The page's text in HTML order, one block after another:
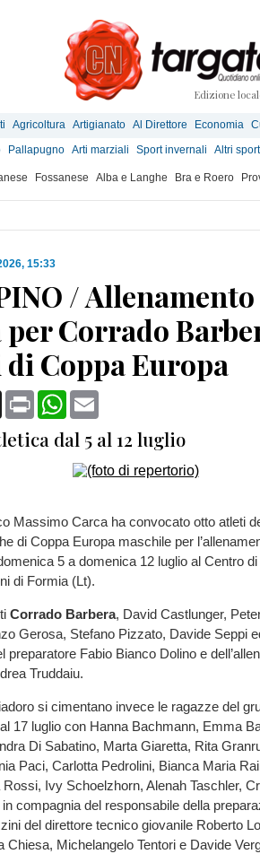
Edizione
Agricoltura Artigianato Al Direttore Economia
Pallapugno Arti marziali Sport invernali Altri sport
Fossanese Alba e Langhe Bra e Roero
15:33
/ Allenamento
Corrado
Coppa Europa
X Print WhatsApp
dal 5 al 12 luglio
Massimo Carca ha convocato otto atleti
di Coppa Europa maschile per
5 a domenica 12 luglio al Centro
di Formia (Lt).
Corrado Barbera, David Castlunger,
Gerosa, Stefano Pizzato, Davide Seppi
preparatore Fabio Bianco Dolino e
Truddaiu.
si cimentano invece le ragazze del
17 luglio con Hanna Bachmann, Emma
Di Sabatino, Marta Giaretta, Rita
Paci, Carlotta Pedrolini, Bianca Maria
Ivy Schoelzhorn, Alenah Taschler,
compagnia del responsabile della
del direttore tecnico giovanile Roberto
Chiesa, Michelangelo Tentori e Davide